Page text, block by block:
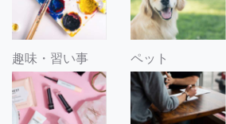
趣味・習い事 ペット